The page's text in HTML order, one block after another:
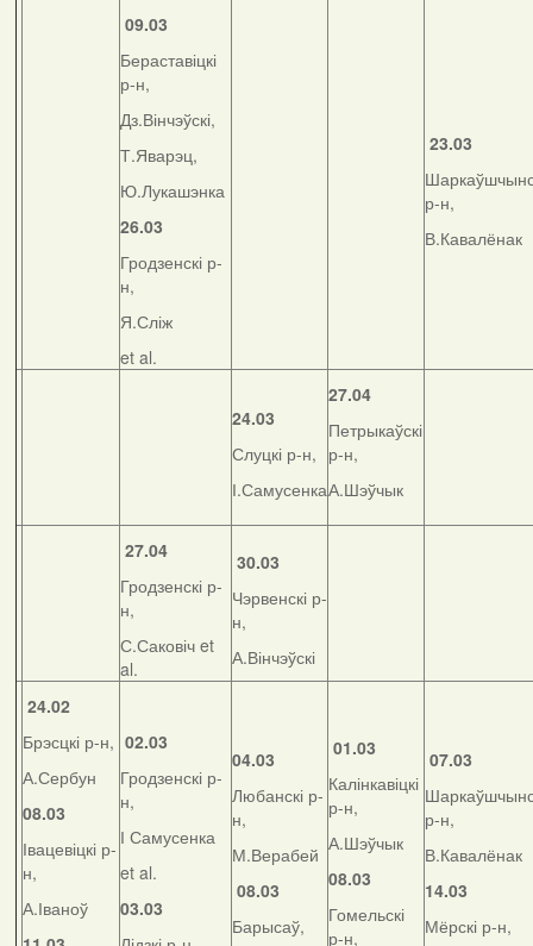
09.03
Бераставіцкі
р-н,
Дз.Вінчэўскі,
Т.Яварэц,
Ю.Лукашэнка
26.03
Гродзенскі р-
н,
Я.Сліж
et al.
23.03
р-н,
В.Кавалёнак
24.03
Слуцкі р-н,
І.Самусенка
27.04
Петрыкаўскі
р-н,
А.Шэўчык
27.04
Гродзенскі р-
н,
С.Саковіч et
al.
30.03
Чэрвенскі р-
н,
А.Вінчэўскі
24.02
Брэсцкі р-н,
А.Сербун
08.03
Івацевіцкі р-
н,
А.Іваноў
02.03
Гродзенскі р-
н,
І Самусенка
et al.
03.03
04.03
Любанскі р-
н,
М.Верабей
08.03
Барысаў,
01.03
Калінкавіцкі
р-н,
А.Шэўчык
08.03
Гомельскі
р-н,
07.03
р-н,
В.Кавалёнак
14.03
Мёрскі р-н,